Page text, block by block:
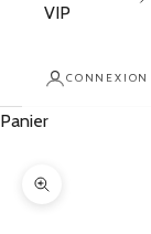
VIP
CONNEXION
Panier
Zoomer sur